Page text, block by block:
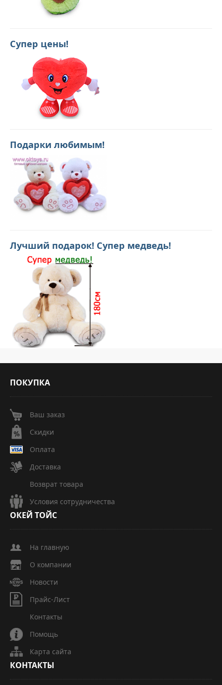
Супер цены!
Подарки любимым!
Лучший подарок! Супер медведь!
ПОКУПКА
Ваш заказ
Скидки
Оплата
Доставка
Возврат товара
Условия сотрудничества
ОКЕЙ ТОЙС
На главную
О компании
Новости
Прайс-Лист
Контакты
Помощь
Карта сайта
КОНТАКТЫ